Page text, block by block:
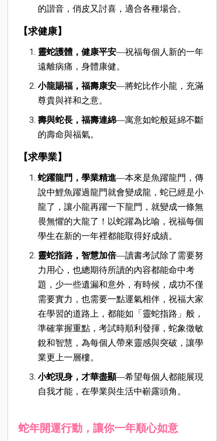
的諧音，俏皮又討喜，適合各種場合。
【求健康】
靈蛇護體，健康平安—祝福每個人新的一年
遠離病痛，身體康健。
小龍賜福，福壽康安—將蛇比作小龍，充滿
尊貴與祥和之意。
壽與蛇長，福壽連綿—寓意如蛇般延綿不斷
的壽命與福氣。
【求學業】
蛇躍龍門，學業精進—本來是魚躍龍門，傳
說中鯉魚躍過龍門就會變成龍，蛇已經是小
龍了，讓小龍再躍一下龍門，就變成一條無
畏無懼的大龍了！以蛇躍為比喻，祝福每個
學生在新的一年裡都能取得好成績。
靈蛇指路，智慧加倍—讀書考試除了需要努
力用心，也總期待所讀的內容都能命中考
題，少一些遺漏和意外，有時候，成功不僅
需要實力，也需要一點運氣相伴，祝福大家
在學習的道路上，都能如「靈蛇指路」般，
準確掌握重點，考試時順利發揮，蛇象徵敏
銳和智慧，為每個人帶來靈感與突破，讓學
業更上一層樓。
小蛇現身，才華盡顯—希望每個人都能展現
自我才能，在學業與生活中嶄露頭角。
蛇年開運行動，讓你一年順心如意